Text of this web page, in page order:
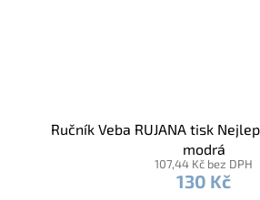
Ručník Veba RUJANA tisk
modrá
107,44 Kč bez DPH
130 Kč